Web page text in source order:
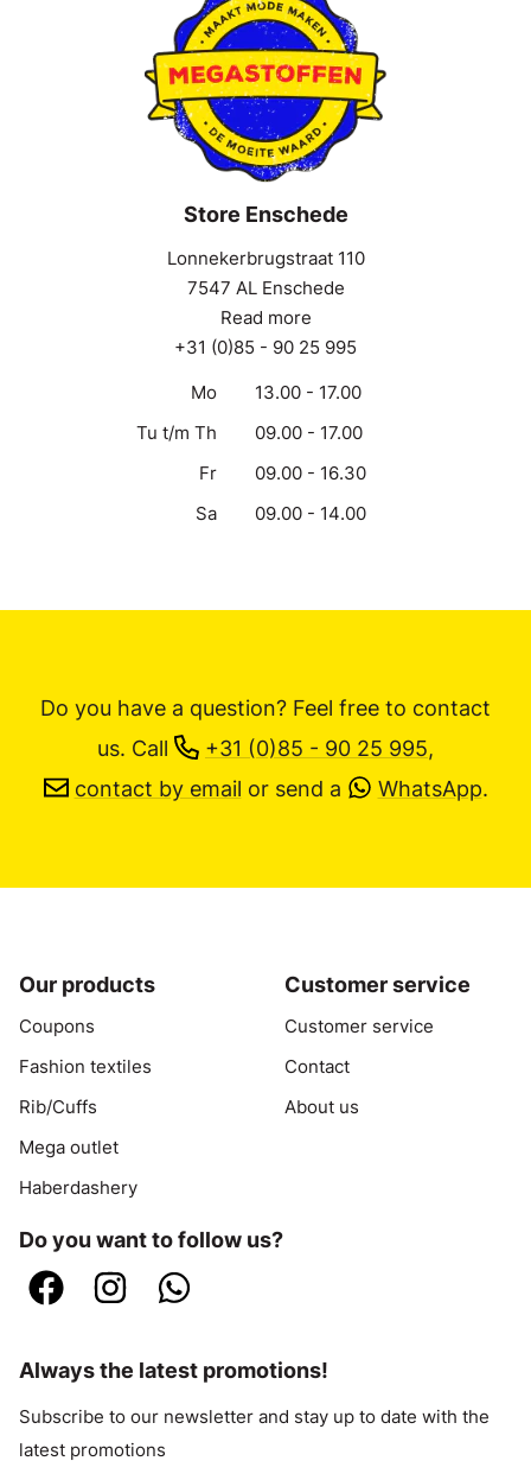
Store Enschede
Lonnekerbrugstraat 110
7547 AL Enschede
Read more
+31 (0)85 - 90 25 995
Mo
13.00 - 17.00
Tu t/m Th
09.00 - 17.00
Fr
09.00 - 16.30
Sa
09.00 - 14.00
Do you have a question? Feel free to contact
us. Call +31 (0)85 - 90 25 995,
contact by email or send a WhatsApp.
Our products
Coupons
Fashion textiles
Rib/Cuffs
Mega outlet
Haberdashery
Customer service
Customer service
Contact
About us
Do you want to follow us?
Always the latest promotions!
Subscribe to our newsletter and stay up to date with the
latest promotions